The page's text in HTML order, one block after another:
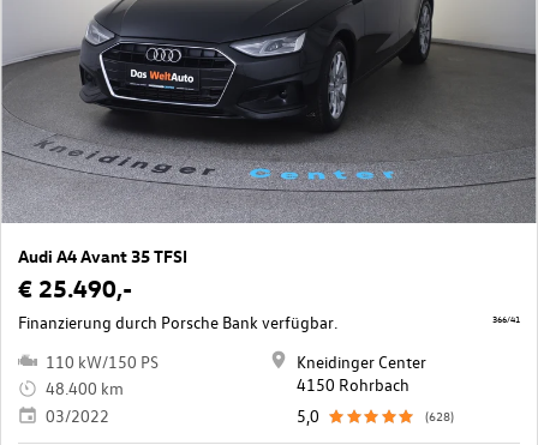
Audi A4 Avant 35 TFSI
€ 25.490,-
Finanzierung durch Porsche Bank verfügbar.
110 kW/150 PS
48.400 km
03/2022
Kneidinger Center
4150 Rohrbach
5,0
(628)
366/41